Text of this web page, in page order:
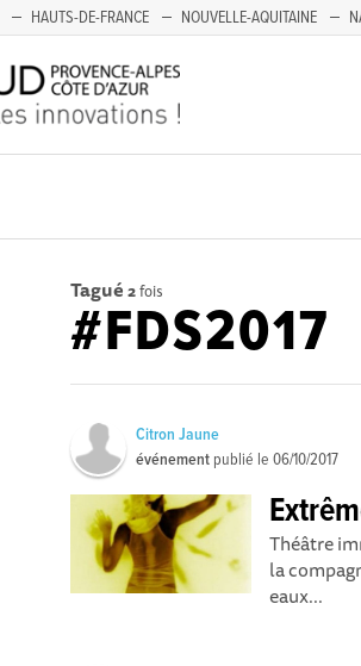
HAUTS-DE-FRANCE NOUVELLE-AQUITAINE
Tagué 2fois
#FDS2017
Citron Jaune
événement publié le06/10/2017
Théâtre
la
eaux...